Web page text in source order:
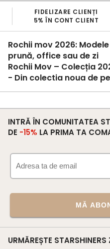
SCHIMB
GRATUIT
Rochii mov 2026:
prună, office sau de zi
Rochii Mov – Colecția
- Din colectia noua de
INTRĂ ÎN COMUNITATEA
DE -15% LA PRIMA TA
MĂ
URMĂREȘTE STARSHINERS